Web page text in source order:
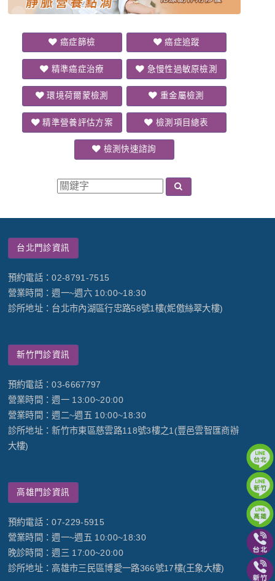
癌症篩檢 癌症追蹤
精準癌症治療 急慢性過敏原檢測
環境荷爾蒙檢測 重金屬檢測
精準營養評估方案 檢測項目總表
檢測快速諮詢
台北門診資訊
預約電話：02-8791-7515
營業時間：週一~週六 10:00~18:30
診所地址：台北市內湖區行忠路58號1樓(妮傲絲翠大樓)
新竹門診資訊
預約電話：03-6667797
營業時間：週一 13:00~20:00
營業時間：週二~週五 10:00~18:30
診所地址：新竹市東區慈雲路118號3樓之1(豐邑雲智匯商辦
大樓)
高雄門診資訊
預約電話：07-229-5915
營業時間：週一~週五 10:00~18:30
晚診時間：週三 17:00~20:00
診所地址：高雄市三民區博愛一路366號17樓(王象大樓)